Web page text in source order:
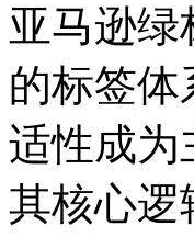
亚马逊绿
的标签体
适性成为
其核心逻